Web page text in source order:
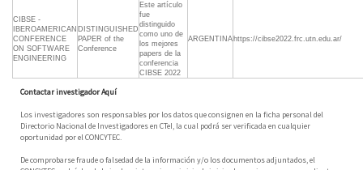
CIBSE -
IBEROAMERICAN
CONFERENCE
ON SOFTWARE
ENGINEERING
DISTINGUISHED
PAPER of the
Conference
Este artículo
fue
distinguido
como uno de
los mejores
papers de la
conferencia
CIBSE 2022
ARGENTINA https://cibse2022.frc.utn.edu.ar/
Contactar investigador Aquí
Los investigadores son responsables por los datos que consignen en la ficha personal del
Directorio Nacional de Investigadores en CTeI, la cual podrá ser verificada en cualquier
oportunidad por el CONCYTEC.
De comprobarse fraude o falsedad de la información y/o los documentos adjuntados, el